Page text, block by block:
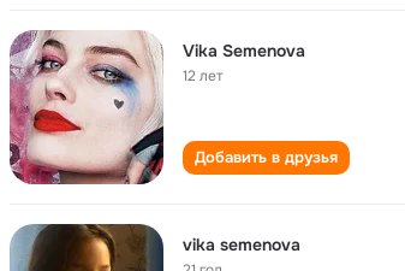
Vika Semenova
12 лет
Добавить в друзья
vika semenova